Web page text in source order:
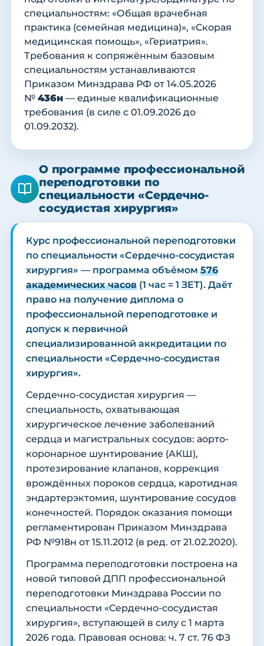
специальностям: «Общая врачебная
практика (семейная медицина)», «Скорая
медицинская помощь», «Гериатрия».
Требования к сопряжённым базовым
специальностям устанавливаются
Приказом Минздрава РФ от 14.05.2026
№ 436н — единые квалификационные
требования (в силе с 01.09.2026 до
01.09.2032).
О программе профессиональной
переподготовки по
специальности «Сердечно-
сосудистая хирургия»
Курс профессиональной переподготовки
по специальности «Сердечно-сосудистая
хирургия» — программа объёмом 576
академических часов (1 час = 1 ЗЕТ). Даёт
право на получение диплома о
профессиональной переподготовке и
допуск к первичной
специализированной аккредитации по
специальности «Сердечно-сосудистая
хирургия».
Сердечно-сосудистая хирургия —
специальность, охватывающая
хирургическое лечение заболеваний
сердца и магистральных сосудов: аорто-
коронарное шунтирование (АКШ),
протезирование клапанов, коррекция
врождённых пороков сердца, каротидная
эндартерэктомия, шунтирование сосудов
конечностей. Порядок оказания помощи
регламентирован Приказом Минздрава
РФ №918н от 15.11.2012 (в ред. от 21.02.2020).
Программа переподготовки построена на
новой типовой ДПП профессиональной
переподготовки Минздрава России по
специальности «Сердечно-сосудистая
хирургия», вступающей в силу с 1 марта
2026 года. Правовая основа: ч. 7 ст. 76 ФЗ